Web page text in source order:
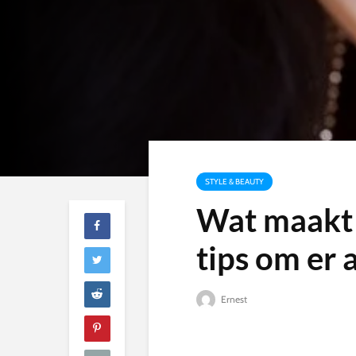
STYLE & BEAUTY
Wat maakt
tips om er
Ernest